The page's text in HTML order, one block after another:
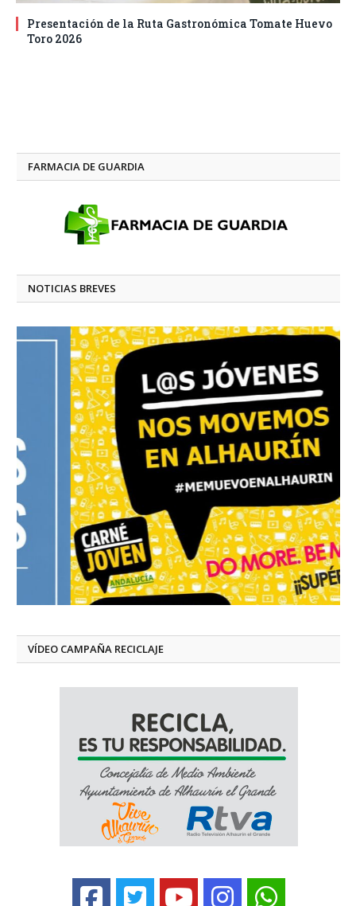
Presentación de la Ruta Gastronómica Tomate Huevo
Toro 2026
FARMACIA DE GUARDIA
NOTICIAS BREVES
VÍDEO CAMPAÑA RECICLAJE